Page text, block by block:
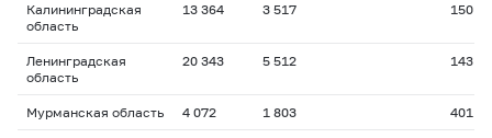
Калининградская
область
13 364 3 517 150
Ленинградская
область
20 343 5 512 143
Мурманская область 4 072 1 803 401